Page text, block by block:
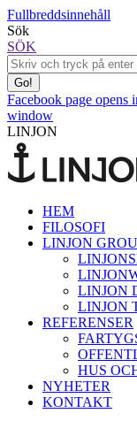
Fullbreddsinnehåll
Sök
SÖK
Facebook page
window
LINJON
HEM
FILOSOFI
LINJON
LINJON
LINJON
REFERENSER
HUS
NYHETER
KONTAKT